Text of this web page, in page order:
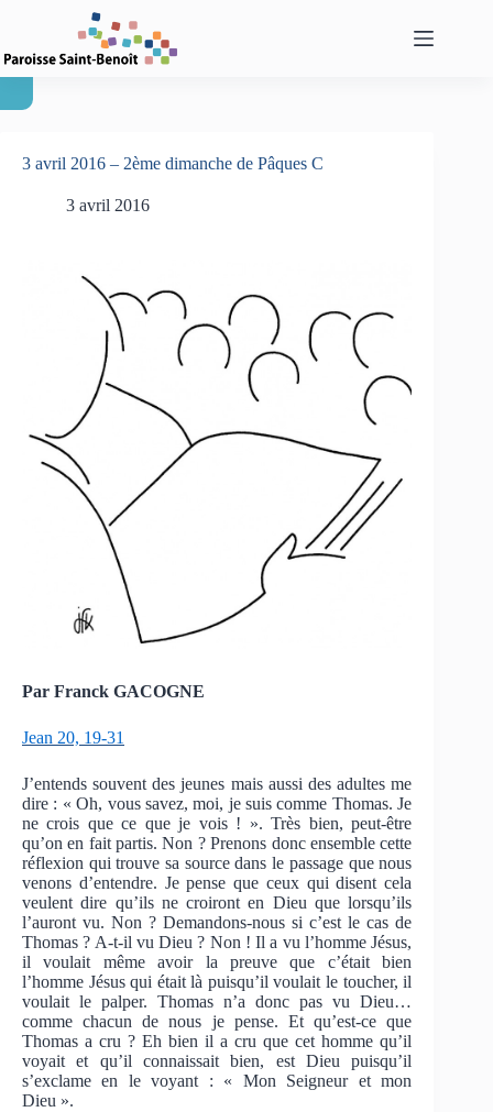
3 avril 2016 – 2ème dimanche de Pâques C
3 avril 2016
Par Franck GACOGNE
Jean 20, 19-31
J’entends souvent des jeunes mais aussi des adultes me
dire : « Oh, vous savez, moi, je suis comme Thomas. Je
ne crois que ce que je vois ! ». Très bien, peut-être
qu’on en fait partis. Non ? Prenons donc ensemble cette
réflexion qui trouve sa source dans le passage que nous
venons d’entendre. Je pense que ceux qui disent cela
veulent dire qu’ils ne croiront en Dieu que lorsqu’ils
l’auront vu. Non ? Demandons-nous si c’est le cas de
Thomas ? A-t-il vu Dieu ? Non ! Il a vu l’homme Jésus,
il voulait même avoir la preuve que c’était bien
l’homme Jésus qui était là puisqu’il voulait le toucher, il
voulait le palper. Thomas n’a donc pas vu Dieu…
comme chacun de nous je pense. Et qu’est-ce que
Thomas a cru ? Eh bien il a cru que cet homme qu’il
voyait et qu’il connaissait bien, est Dieu puisqu’il
s’exclame en le voyant : « Mon Seigneur et mon
Dieu ».